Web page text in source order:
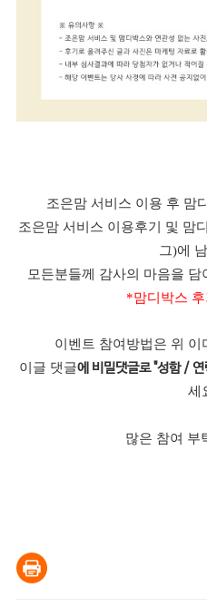
조은맘 서비스 이용 후 맘
조은맘 서비스 이용후기 및 맘
그)에
모든분들께 감사의 마음을
*맘디박스
이벤트 참여방법은 위
이글 댓글에 비밀댓글로 "성함 /
세
많은 참여 부